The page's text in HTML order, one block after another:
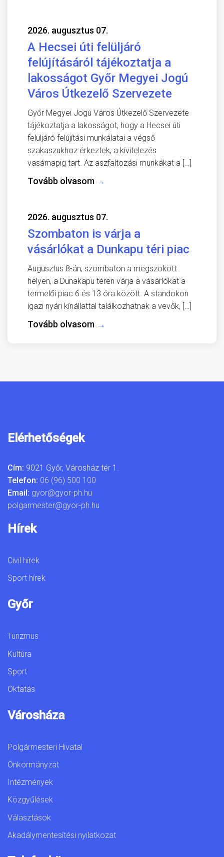
2026. augusztus 07.
A Hecsei úti felüljáró
felújításáról tájékoztatja a
lakosságot Győr Megyei Jogú
Város Útkezelő Szervezete
Győr Megyei Jogú Város Útkezelő Szervezete
tájékoztatja a lakosságot, hogy a Hecsei úti
felüljáró felújítási munkálatai a végső
szakaszukhoz érkeztek, a kivitelezés
vasárnapig tart. Az aszfaltozási munkákat a […]
Tovább olvasom →
2026. augusztus 07.
Szombaton is várja a
vásárlókat a Dunkapu téri piac
Augusztus 8-án, szombaton a megszokott
helyen, a Dunakapu téren várja a vásárlókat a
termelői piac 6 és 13 óra között. A standokon
igazi nyári kínállattal találkozhatnak a vevők, […]
Tovább olvasom →
Elérhetőségek
Cím: 9021 Győr, Városház tér 1.
Telefon: 06 (96) 500 100
Email: gyor@gyor-ph.hu
polgarmester@gyor-ph.hu
Hírek
Civil hírek
Sport hírek
Győr
Turizmus
Kultúra
Sport
Oktatás
Városháza
Polgármesteri Hivatal
Önkormányzat
Intézmények
Közgyűlések
Választások
Akadálymentesítési nyilatkozat